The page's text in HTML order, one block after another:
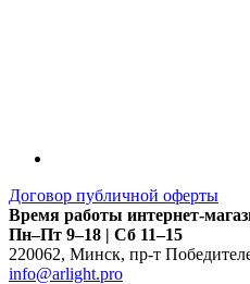
Договор публичной оферты
Время работы интернет-
Пн–Пт 9–18 | Сб 11–15
220062, Минск, пр-т
info@arlight.pro